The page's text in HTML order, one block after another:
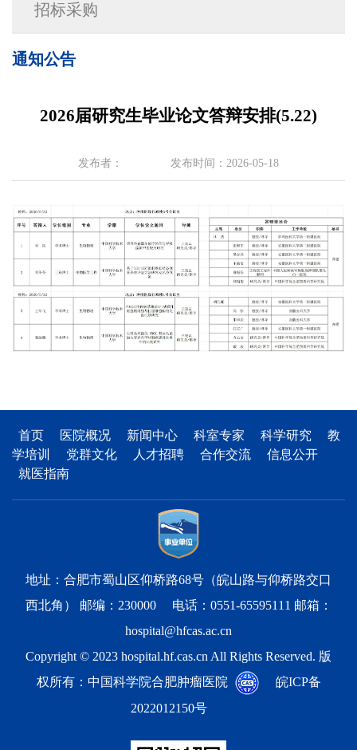
招标采购
通知公告
2026届研究生毕业论文答辩安排(5.22)
发布者： 发布时间：2026-05-18
首页 医院概况 新闻中心 科室专家 科学研究
教
学培训
党群文化 人才招聘 合作交流
信息公开
就医指南
地址：合肥市蜀山区仰桥路68号（皖山路与仰桥路交口
西北角） 邮编：230000 电话：0551-65595111 邮箱：
hospital@hfcas.ac.cn
Copyright © 2023 hospital.hf.cas.cn All Rights Reserved. 版
权所有：中国科学院合肥肿瘤医院
皖ICP备
2022012150号